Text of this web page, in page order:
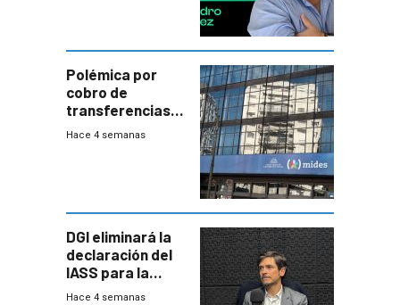
Polémica por
cobro de
transferencias
del Mides en
Hace 4 semanas
DGI eliminará la
declaración del
IASS para la
mayoría de los
Hace 4 semanas